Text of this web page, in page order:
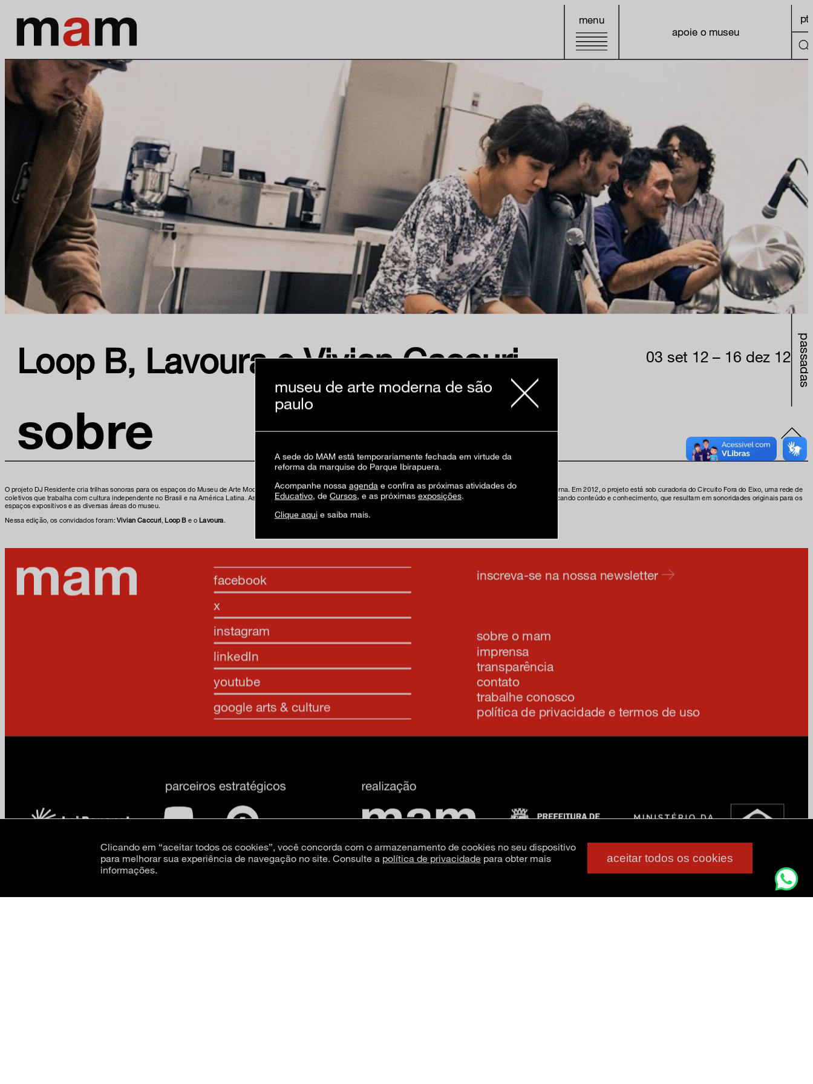
menu
apoie o museu
pt
Loop B, Lavoura e Vivian Caccuri 03 set 12 – 16 dez 12 passadas
sobre
O projeto DJ Residente cria trilhas sonoras para os espaços do Museu de Arte Moderna de São Paulo, conectando a música de vanguarda, eletrônica e experimental com a arte moderna. Em 2012, o projeto está sob curadoria do Circuito Fora do Eixo, uma rede de
coletivos que trabalha com cultura independente no Brasil e na América Latina. Assim, a cada exposição, novos artistas são convidados a participar de um processo colaborativo, trocando conteúdo e conhecimento, que resultam em sonoridades originais para os
espaços expositivos e as diversas áreas do museu.
Nessa edição, os convidados foram:Vivian Caccuri, Loop B e o Lavoura.
facebook
x
instagram
linkedIn
youtube
google arts & culture
inscreva-se na nossa newsletter
sobre o mam
imprensa
transparência
contato
trabalhe conosco
política de privacidade e termos de uso
CNPJ: 62.520.218/0001-24Razão social: Museu de Arte Moderna de São Paulo
museu de arte moderna de são
paulo
A sede do MAM está temporariamente fechada em virtude da
reforma da marquise do Parque Ibirapuera.
Acompanhe nossa agenda e confira as próximas atividades do
Educativo, de Cursos, e as próximas exposições.
Clique aqui e saiba mais.
Clicando em “aceitar todos os cookies”, você concorda com o armazenamento de cookies no seu dispositivo
para melhorar sua experiência de navegação no site. Consulte a política de privacidade para obter mais
informações.
aceitar todos os cookies